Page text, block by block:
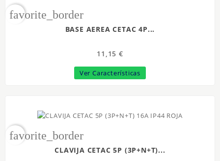
favorite_border
BASE AEREA CETAC 4P...
11,15 €
Ver Características
favorite_border
CLAVIJA CETAC 5P (3P+N+T)...